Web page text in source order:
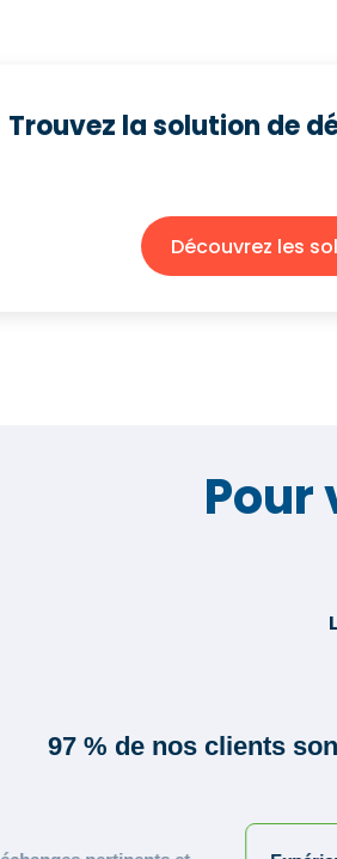
Trouvez la solution de
Découvrez les
Pour